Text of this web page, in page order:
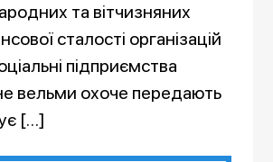
та вітчизняних
сталості організацій
підприємства
вельми охоче передають
[…]